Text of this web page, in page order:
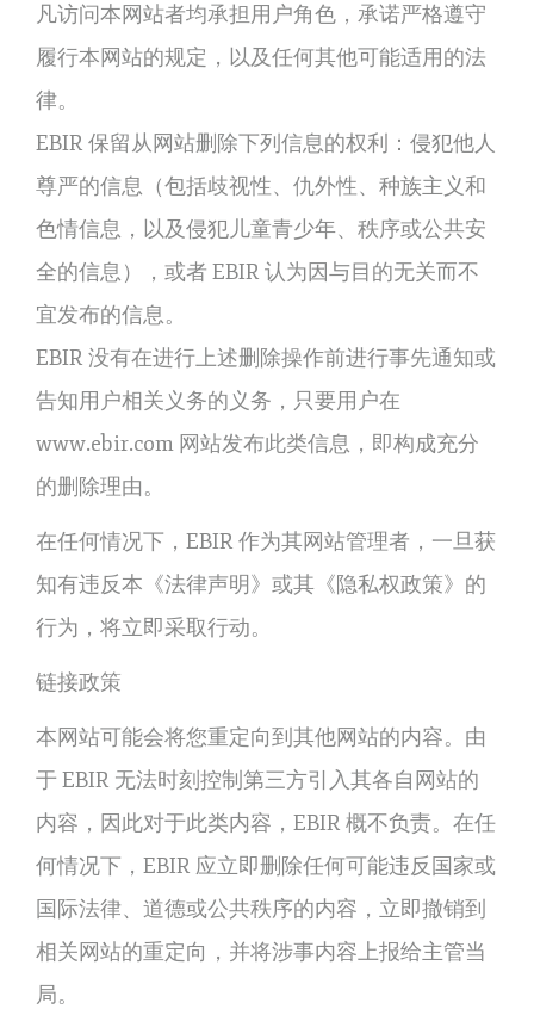
凡访问本网站者均承担用户角色，承诺严格遵守
履行本网站的规定，以及任何其他可能适用的法
律。
EBIR 保留从网站删除下列信息的权利：侵犯他人
尊严的信息（包括歧视性、仇外性、种族主义和
色情信息，以及侵犯儿童青少年、秩序或公共安
全的信息），或者 EBIR 认为因与目的无关而不
宜发布的信息。
EBIR 没有在进行上述删除操作前进行事先通知或
告知用户相关义务的义务，只要用户在
www.ebir.com 网站发布此类信息，即构成充分
的删除理由。
在任何情况下，EBIR 作为其网站管理者，一旦获
知有违反本《法律声明》或其《隐私权政策》的
行为，将立即采取行动。
链接政策
本网站可能会将您重定向到其他网站的内容。由
于 EBIR 无法时刻控制第三方引入其各自网站的
内容，因此对于此类内容，EBIR 概不负责。在任
何情况下，EBIR 应立即删除任何可能违反国家或
国际法律、道德或公共秩序的内容，立即撤销到
相关网站的重定向，并将涉事内容上报给主管当
局。